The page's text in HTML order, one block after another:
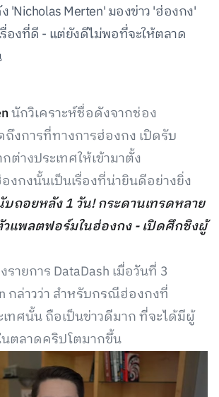
'Nicholas Merten' มองข่าว 'ฮ่องกง'
รื่องที่ดี - แต่ยังดีไม่พอที่จะให้ตลาด
นักวิเคราะห์ชื่อดังจากช่อง
งการที่ทางการฮ่องกง เปิดรับ
ต่างประเทศให้เข้ามาตั้ง
งกงนั้นเป็นเรื่องที่น่ายินดีอย่างยิ่ง
บถอยหลัง 1 วัน! กระดานเทรดหลาย
วแพลตฟอร์มในฮ่องกง - เปิดศึกชิงผู้
ายการ DataDash เมื่อวันที่ 3
กล่าวว่า สำหรับกรณีฮ่องกงที่
ทศนั้น ถือเป็นข่าวดีมาก ที่จะได้มีผู้
นตลาดคริปโตมากขึ้น